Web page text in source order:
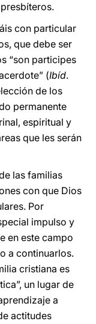
con particular
que debe ser
“son participes
(Ibíd.
de los
permanente
espiritual y
que les serán
las familias
con que Dios
Por
impulso y
en este campo
a continuarlos.
cristiana es
un lugar de
a
actitudes